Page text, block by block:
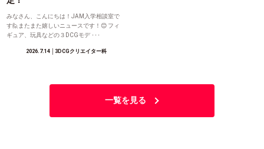
みなさん、こんにちは！JAM入学相談室で
す🙋またまた嬉しいニュースです！😊 フィ
ギュア、玩具などの３DCGモデ ･･･
2026.7.14│3DCGクリエイター科
一覧を見る